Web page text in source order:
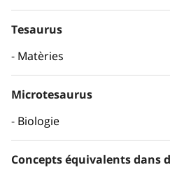
Tesaurus
Matèries
Microtesaurus
Biologie
Concepts équivalents dans